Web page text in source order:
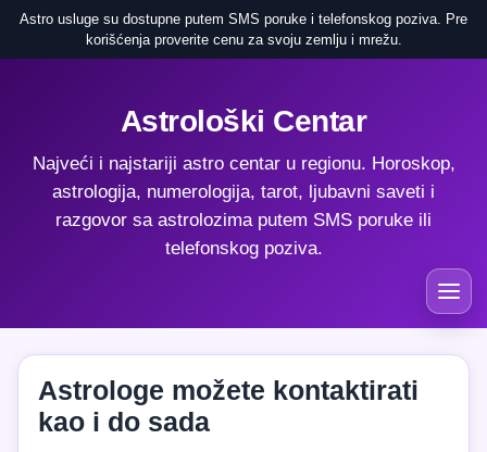
Astro usluge su dostupne putem SMS poruke i telefonskog poziva. Pre
korišćenja proverite cenu za svoju zemlju i mrežu.
Astrološki Centar
Najveći i najstariji astro centar u regionu. Horoskop,
astrologija, numerologija, tarot, ljubavni saveti i
razgovor sa astrolozima putem SMS poruke ili
telefonskog poziva.
Astrologe možete kontaktirati
kao i do sada